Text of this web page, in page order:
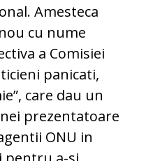
Amesteca
cu nume
a Comisiei
panicati,
care dau un
prezentatoare
ONU in